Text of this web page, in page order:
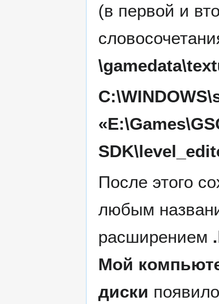
(в первой и
После этого
любым
расширением
Мой
диски